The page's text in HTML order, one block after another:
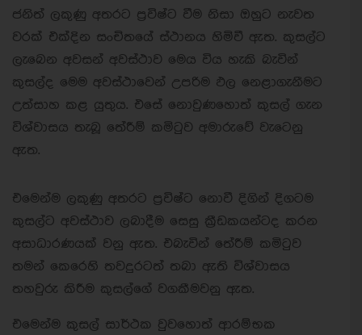
ජනිත් ලකුණු අතරට ප්‍රවිෂ්ට වීම නිසා ඔහුට නැවත
වරක් එක්දින සංචිතයේ ස්ථානය හිමිවී ඇත. කුසල්ට
ලැබෙන අවසන් අවස්ථාව මෙය විය හැකි බැවින්
කුසල්ද මෙම අවස්ථාවෙන් උපරිම ඵල නෙළාගැනීමට
උත්සාහ කළ යුතුය. එසේ නොවුණහොත් කුසල් ගැන
විශ්වාසය තැබූ තේරීම් කමිටුව අමාරුවේ වැටෙනු
ඇත.
එමෙන්ම ලකුණු අතරට ප්‍රවිෂ්ට නොවී දිගින් දිගටම
කුසල්ට අවස්ථාව ලබාදීම සෙසු ක්‍රීඩකයන්ටද කරන
අසාධාරණයක් වනු ඇත. එබැවින් තේරීම් කමිටුව
තමන් කෙරෙහි තවදුරටත් තබා ඇති විශ්වාසය
තහවුරු කිරීම කුසල්ගේ වගකීමවනු ඇත.
එමෙන්ම කුසල් සාර්ථක වුවහොත් ආරම්භක